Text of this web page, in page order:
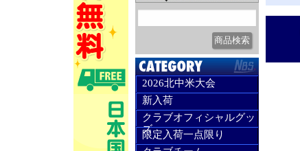
2026北中米大会
新入荷
クラブオフィシャルグッ
ズ
限定入荷一点限り